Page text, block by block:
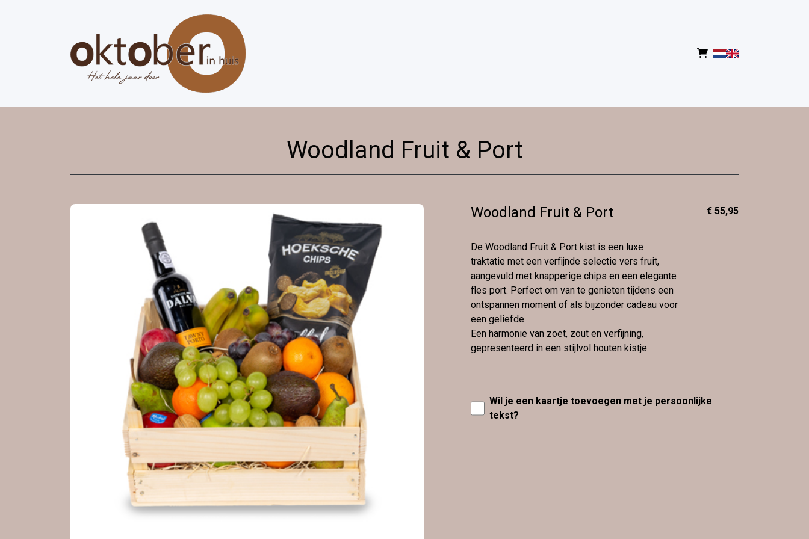
Woodland Fruit & Port
Woodland Fruit & Port
De Woodland Fruit & Port kist is een luxe
traktatie met een verfijnde selectie vers fruit,
aangevuld met knapperige chips en een elegante
fles port. Perfect om van te genieten tijdens een
ontspannen moment of als bijzonder cadeau voor
een geliefde.
Een harmonie van zoet, zout en verfijning,
gepresenteerd in een stijlvol houten kistje.
€ 55,95
Wil je een kaartje toevoegen met je persoonlijke
tekst?